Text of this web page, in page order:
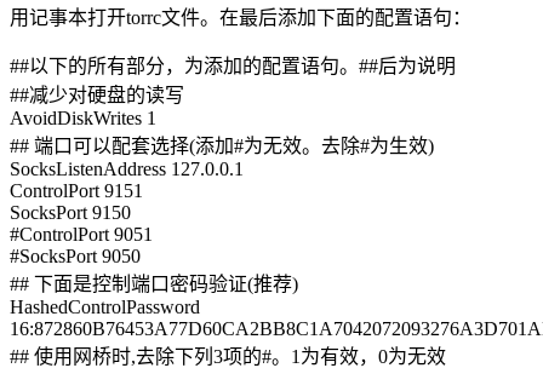
用记事本打开torrc文件。在最后添加下面的配置语句：
##以下的所有部分，为添加的配置语句。##后为说明
##减少对硬盘的读写
AvoidDiskWrites 1
## 端口可以配套选择(添加#为无效。去除#为生效)
SocksListenAddress 127.0.0.1
ControlPort 9151
SocksPort 9150
#ControlPort 9051
#SocksPort 9050
## 下面是控制端口密码验证(推荐)
HashedControlPassword
## 使用网桥时,去除下列3项的#。1为有效，0为无效